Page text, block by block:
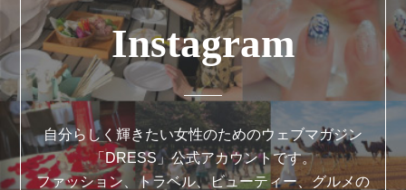
Instagram
自分らしく輝きたい女性のためのウェブマガジン
「DRESS」公式アカウントです。
ファッション、トラベル、ビューティー、グルメの